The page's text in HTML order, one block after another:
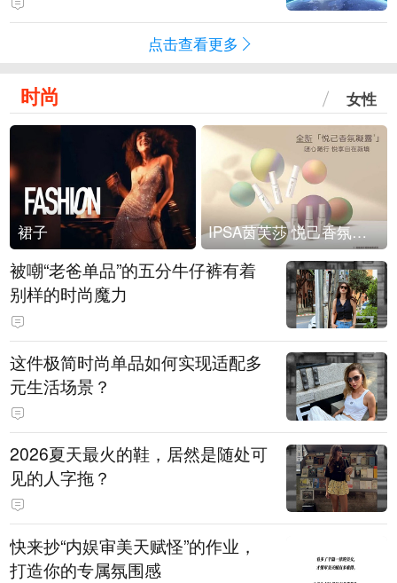
点击查看更多
时尚 女性
裙子 IPSA茵芙莎 悦己香氛凝露上市
被嘲“老爸单品”的五分牛仔裤有着
别样的时尚魔力
这件极简时尚单品如何实现适配多
元生活场景？
2026夏天最火的鞋，居然是随处可
见的人字拖？
快来抄“内娱审美天赋怪”的作业，
打造你的专属氛围感